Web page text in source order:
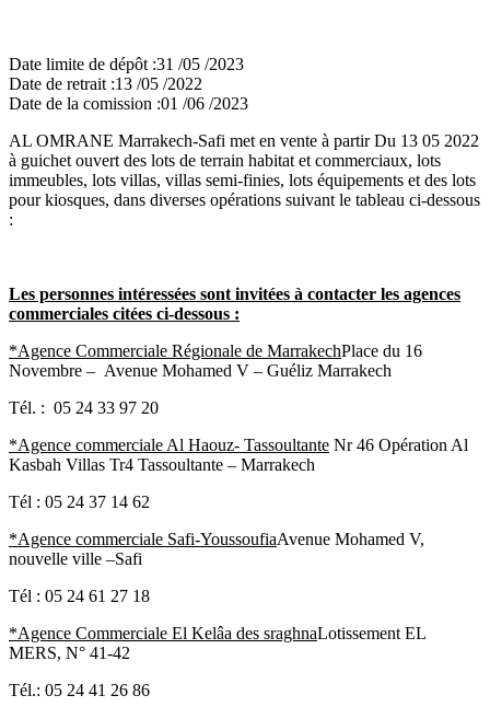
Date limite de dépôt :31 /05 /2023
Date de retrait :13 /05 /2022
Date de la comission :01 /06 /2023
AL OMRANE Marrakech-Safi met en vente à partir Du 13 05 2022
à guichet ouvert des lots de terrain habitat et commerciaux, lots
immeubles, lots villas, villas semi-finies, lots équipements et des lots
pour kiosques, dans diverses opérations suivant le tableau ci-dessous
:
Les personnes intéressées sont invitées à contacter les agences
commerciales citées ci-dessous :
*Agence Commerciale Régionale de MarrakechPlace du 16
Novembre – Avenue Mohamed V – Guéliz Marrakech
Tél. : 05 24 33 97 20
*Agence commerciale Al Haouz- Tassoultante Nr 46 Opération Al
Kasbah Villas Tr4 Tassoultante – Marrakech
Tél : 05 24 37 14 62
*Agence commerciale Safi-YoussoufiaAvenue Mohamed V,
nouvelle ville –Safi
Tél : 05 24 61 27 18
*Agence Commerciale El Kelâa des sraghnaLotissement EL
MERS, N° 41-42
Tél.: 05 24 41 26 86